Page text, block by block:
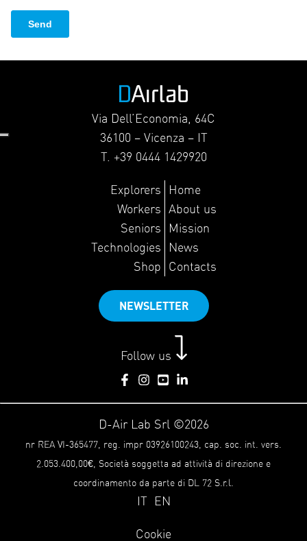
Via Dell’Economia, 64C
36100 – Vicenza – IT
T. +39 0444 1429920
Explorers
Workers
Seniors
Technologies
Shop
Home
About us
Mission
News
Contacts
NEWSLETTER
Follow us
D-Air Lab Srl ©2026
nr REA VI-365477, reg. impr 03926100243, cap. soc. int. vers.
2.053.400,00€, Società soggetta ad attività di direzione e
coordinamento da parte di DL 72 S.r.l.
IT EN
Cookie